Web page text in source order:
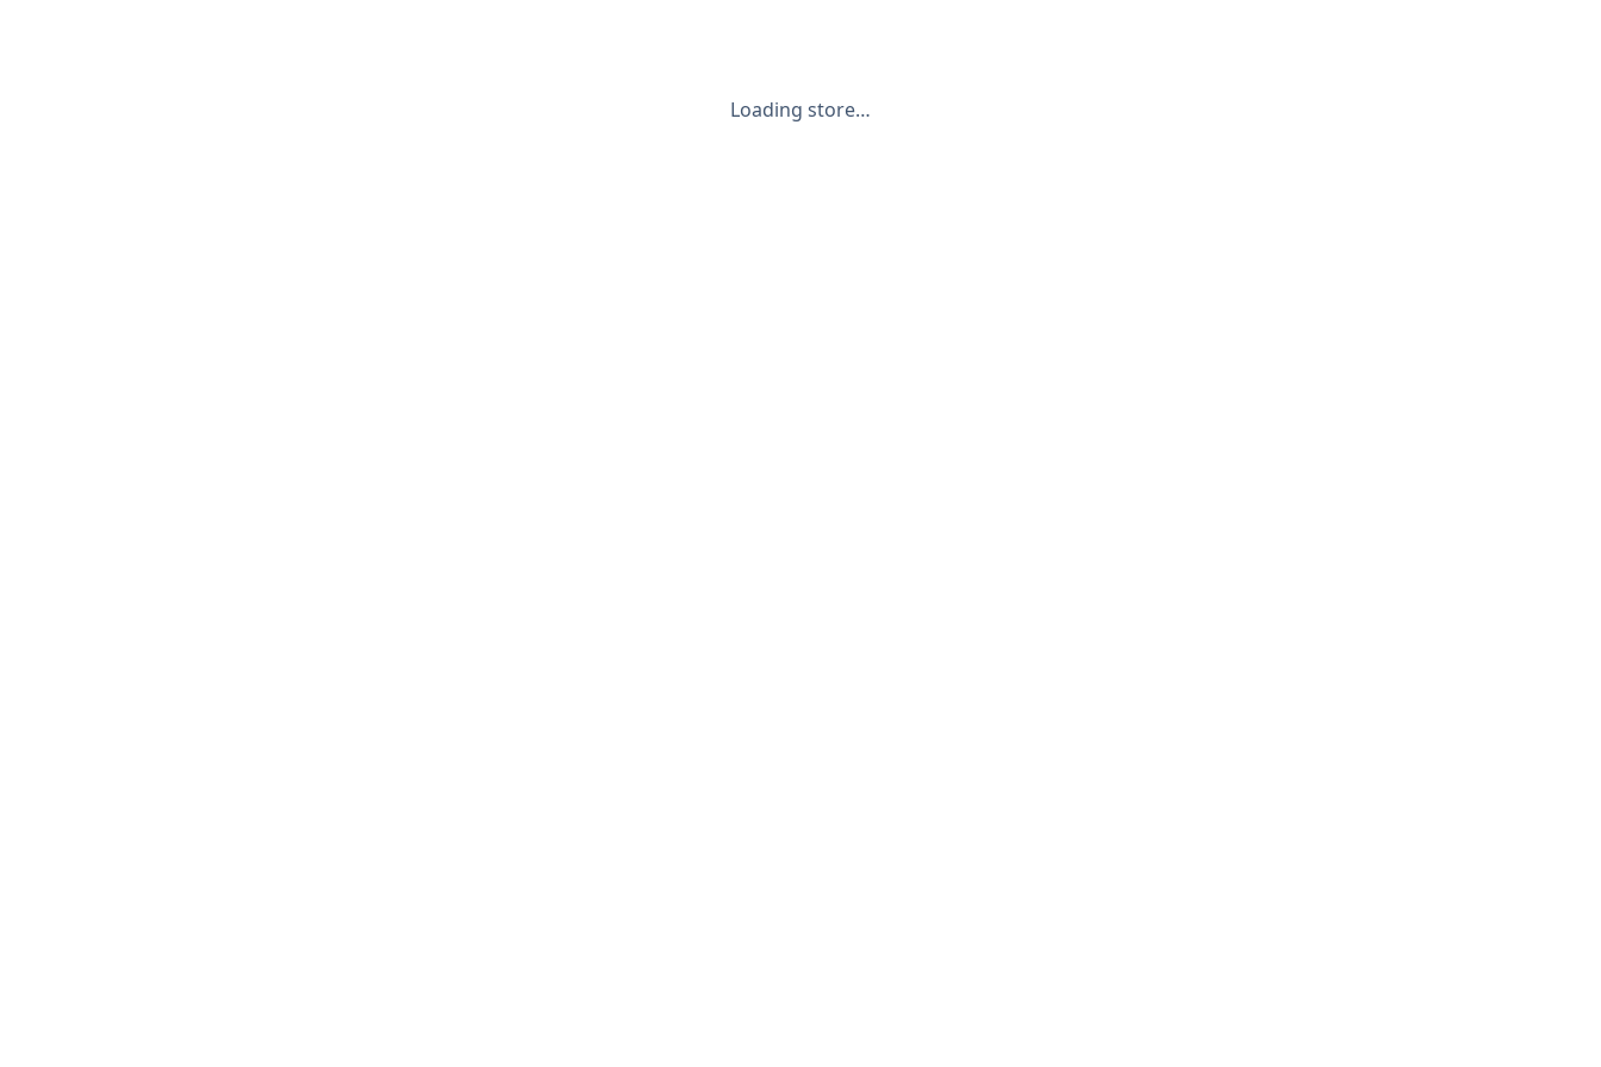
Loading store…